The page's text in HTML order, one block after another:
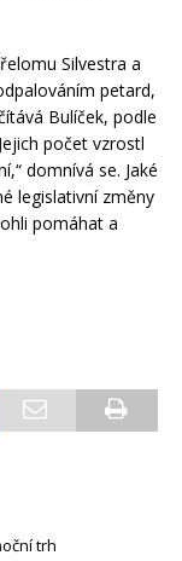
Silvestra a
petard,
Bulíček, podle
počet vzrostl
domnívá se. Jaké
legislativní změny
pomáhat a
trh